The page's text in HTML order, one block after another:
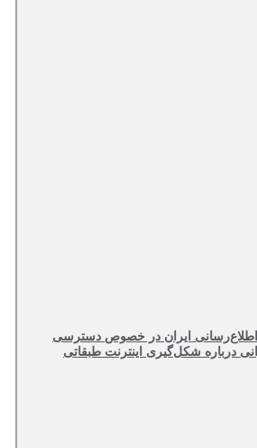
و اطلاع‌رسانی ایران در خصوص دسترسی
درباره شکل‌گیری اینترنت طبقاتی